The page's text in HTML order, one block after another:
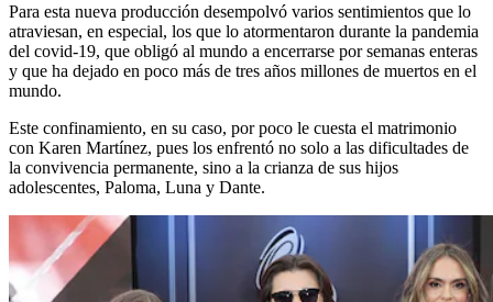
Para esta nueva producción desempolvó varios sentimientos que lo
atraviesan, en especial, los que lo atormentaron durante la pandemia
del covid-19, que obligó al mundo a encerrarse por semanas enteras
y que ha dejado en poco más de tres años millones de muertos en el
mundo.
Este confinamiento, en su caso, por poco le cuesta el matrimonio
con Karen Martínez, pues los enfrentó no solo a las dificultades de
la convivencia permanente, sino a la crianza de sus hijos
adolescentes, Paloma, Luna y Dante.